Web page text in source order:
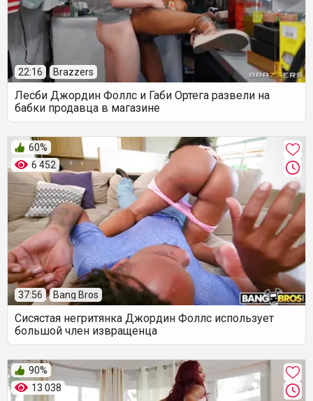
22:16 Brazzers
Лесби Джордин Фоллс и Габи Ортега развели на
бабки продавца в магазине
6 452
60%
37:56 Bang Bros
Сисястая негритянка Джордин Фоллс использует
большой член извращенца
13 038
90%